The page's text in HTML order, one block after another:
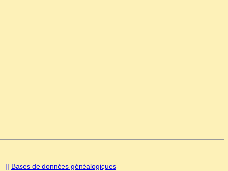
|| Bases de données généalogiques